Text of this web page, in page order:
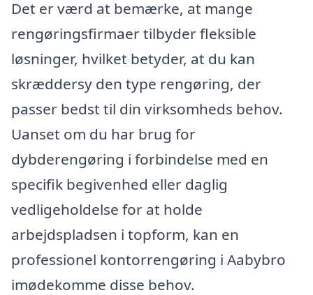
Det er værd at bemærke, at mange
rengøringsfirmaer tilbyder fleksible
løsninger, hvilket betyder, at du kan
skræddersy den type rengøring, der
passer bedst til din virksomheds behov.
Uanset om du har brug for
dybderengøring i forbindelse med en
specifik begivenhed eller daglig
vedligeholdelse for at holde
arbejdspladsen i topform, kan en
professionel kontorrengøring i Aabybro
imødekomme disse behov.